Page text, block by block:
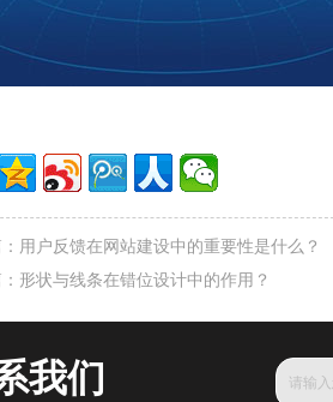
用户反馈在网站建设中的重要性是什么？
形状与线条在错位设计中的作用？
我们